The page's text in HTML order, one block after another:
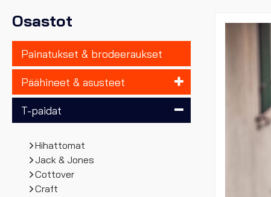
Osastot
Painatukset & brodeeraukset
Päähineet & asusteet
T-paidat
Hihattomat
Jack & Jones
Cottover
Craft